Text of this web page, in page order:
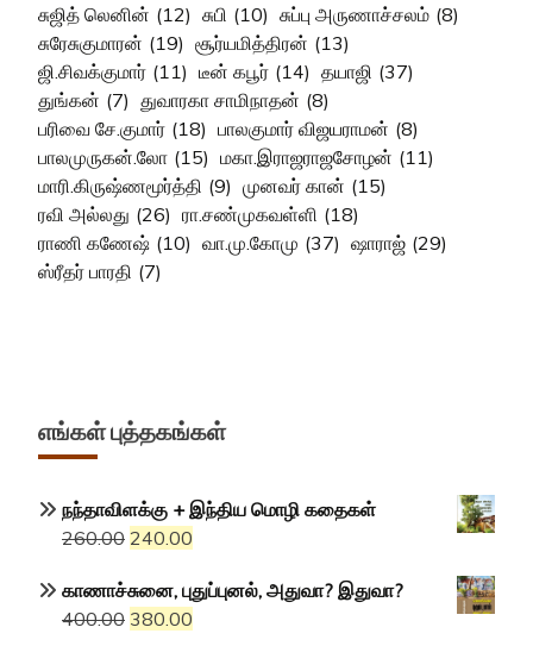
சுஜித் லெனின் (12) சுபி (10) சுப்பு அருணாச்சலம் (8)
சுரேசுகுமாரன் (19) சூர்யமித்திரன் (13)
ஜி.சிவக்குமார் (11) டீன் கபூர் (14) தயாஜி (37)
துங்கன் (7) துவாரகா சாமிநாதன் (8)
பரிவை சே.குமார் (18) பாலகுமார் விஜயராமன் (8)
பாலமுருகன்.லோ (15) மகா.இராஜராஜசோழன் (11)
மாரி.கிருஷ்ணமூர்த்தி (9) முனவர் கான் (15)
ரவி அல்லது (26) ரா.சண்முகவள்ளி (18)
ராணி கணேஷ் (10) வா.மு.கோமு (37) ஷாராஜ் (29)
ஸ்ரீதர் பாரதி (7)
எங்கள் புத்தகங்கள்
நந்தாவிளக்கு + இந்திய மொழி கதைகள்
260.00 Original
was:
₹260.00.
240.00
is:
காணாச்சுனை, புதுப்புனல், அதுவா? இதுவா?
400.00 Original
380.00